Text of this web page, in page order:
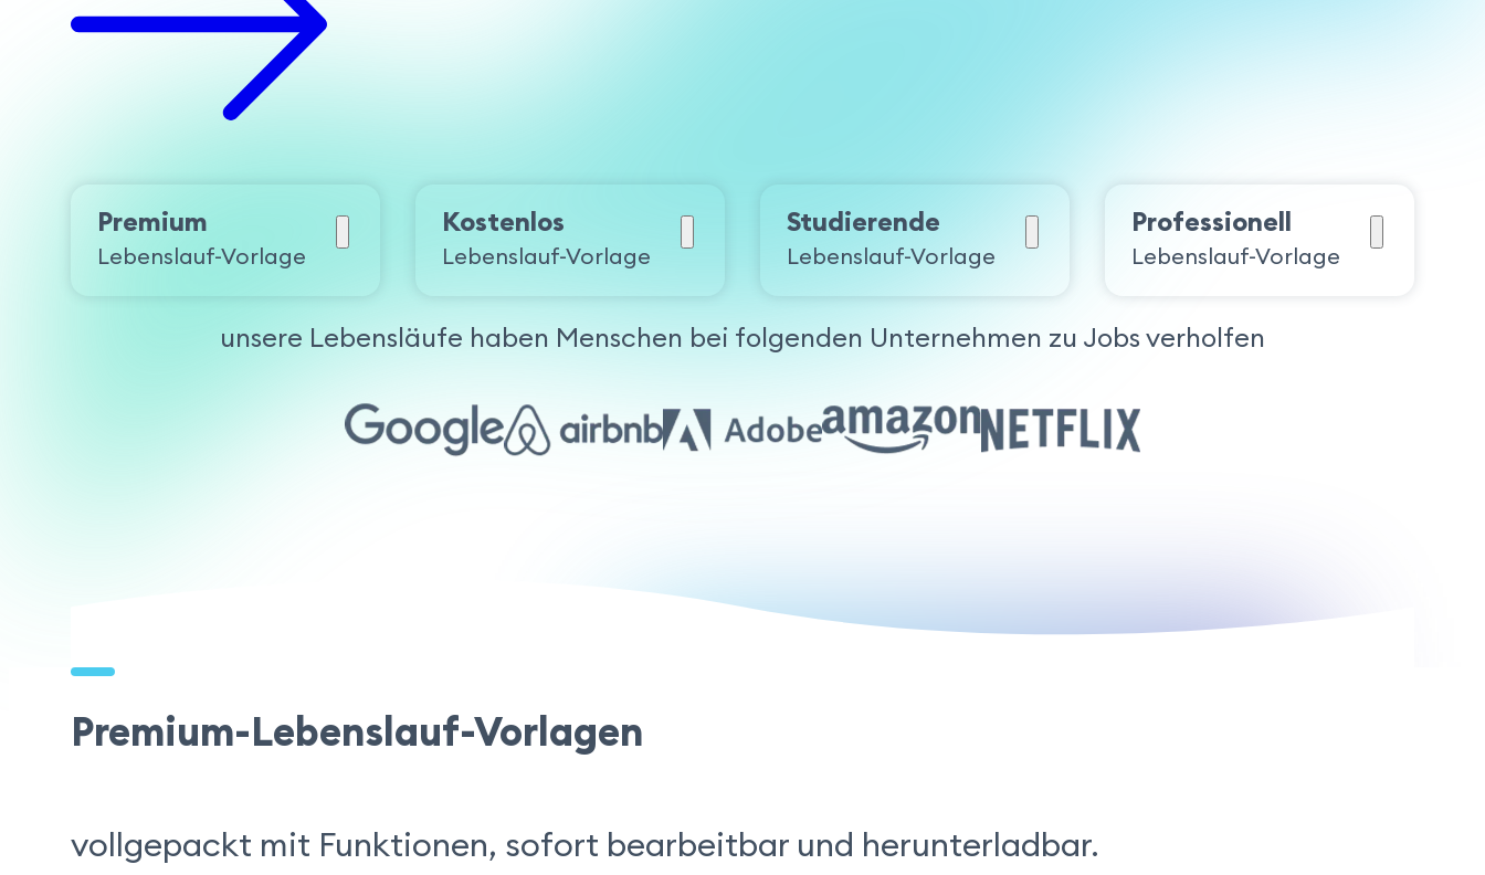
Premium
Lebenslauf-Vorlage
Kostenlos
Lebenslauf-Vorlage
Studierende
Lebenslauf-Vorlage
Professionell
Lebenslauf-Vorlage
unsere Lebensläufe haben Menschen bei folgenden Unternehmen zu Jobs verholfen
Premium-Lebenslauf-Vorlagen
vollgepackt mit Funktionen, sofort bearbeitbar und herunterladbar.